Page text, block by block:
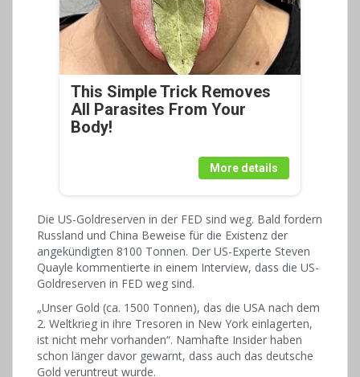
This Simple Trick Removes
All Parasites From Your
Body!
More details
Die US-Goldreserven in der FED sind weg. Bald fordern
Russland und China Beweise für die Existenz der
angekündigten 8100 Tonnen. Der US-Experte Steven
Quayle kommentierte in einem Interview, dass die US-
Goldreserven in FED weg sind.
„Unser Gold (ca. 1500 Tonnen), das die USA nach dem
2. Weltkrieg in ihre Tresoren in New York einlagerten,
ist nicht mehr vorhanden“. Namhafte Insider haben
schon länger davor gewarnt, dass auch das deutsche
Gold veruntreut wurde.